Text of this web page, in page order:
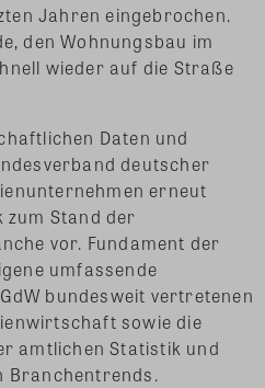
Jahren eingebrochen.
den Wohnungsbau im
wieder auf die Straße
Daten und
deutscher
erneut
zum Stand der
vor. Fundament der
umfassende
bundesweit vertretenen
sowie die
amtlichen Statistik und
Branchentrends.